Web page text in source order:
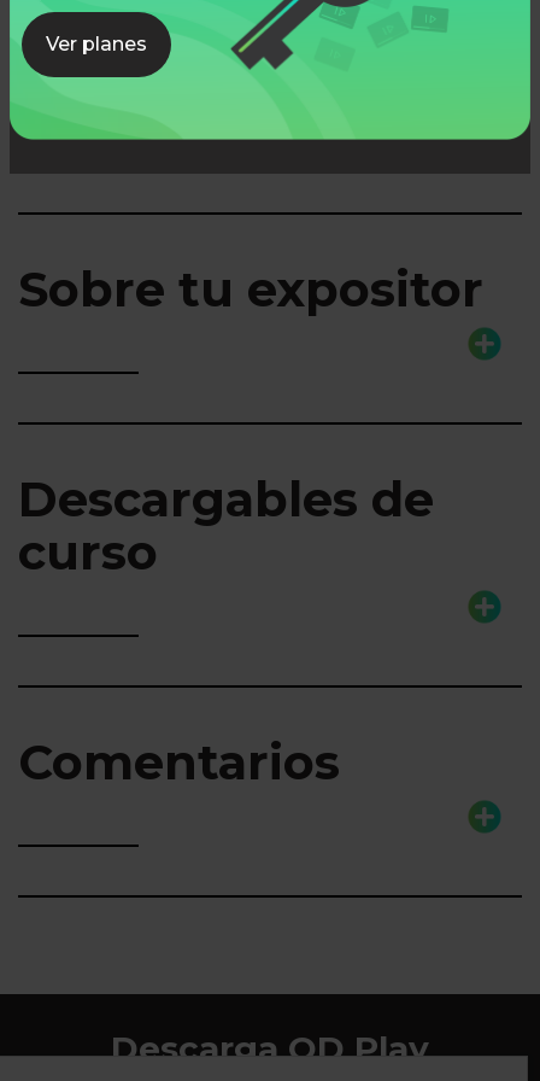
Ver planes
Lo que aprenderás
Sobre tu expositor
Descargables de
curso
Comentarios
Descarga QD Play